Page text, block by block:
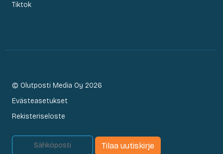
Tiktok
© Olutposti Media Oy 2026
Evästeasetukset
Rekisteriseloste
Tilaa uutiskirje